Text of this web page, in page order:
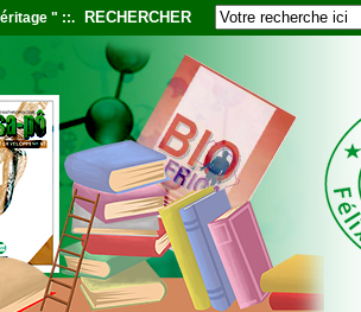
" ::. RECHERCHER